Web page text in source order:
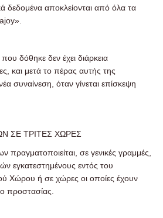
δεδομένα αποκλείονται από όλα τα
δόθηκε δεν έχει διάρκεια
και μετά το πέρας αυτής της
συναίνεση, όταν γίνεται επίσκεψη
ΣΕ ΤΡΙΤΕΣ ΧΩΡΕΣ
πραγματοποιείται, σε γενικές γραμμές,
εγκατεστημένους εντός του
Χώρου ή σε χώρες οι οποίες έχουν
προστασίας.